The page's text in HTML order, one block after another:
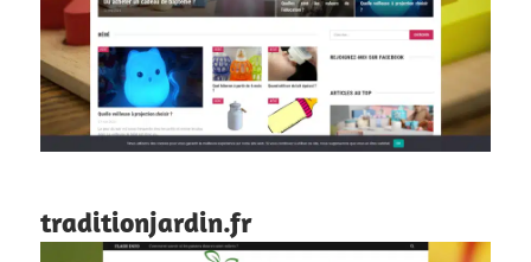
traditionjardin.fr